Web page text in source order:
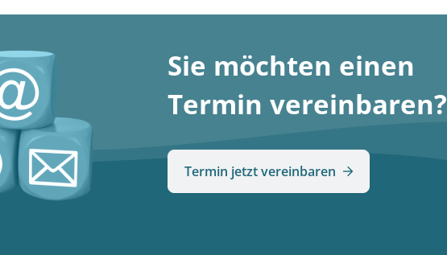
Sie möchten einen
Termin vereinbaren?
Termin jetzt vereinbaren